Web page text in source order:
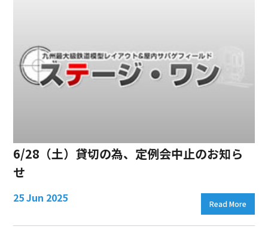
6/28（土）貸切の為、定例会中止のお知ら
せ
25 Jun 2025 Read More